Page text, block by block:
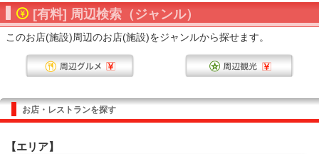
[有料] 周辺検索（ジャンル）
このお店(施設)周辺のお店(施設)をジャンルから探せます。
お店・レストランを探す
【エリア】